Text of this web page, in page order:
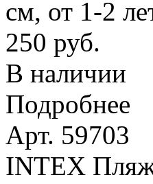
см, от 1-2
250 руб.
В наличии
Подробнее
Арт. 59703
INTEX